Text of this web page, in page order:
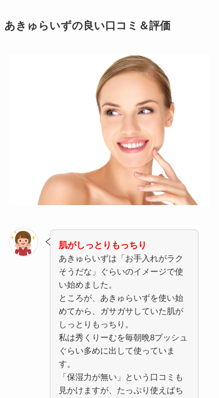
あきゅらいずの良い口コミ＆評価
肌がしっとりもっちり
あきゅらいずは「お手入れがラク
そうだな」ぐらいのイメージで使
い始めました。
ところが、あきゅらいずを使い始
めてから、ガサガサしていた肌が
しっとりもっちり。
私は秀くりーむを毎朝晩8プッシュ
ぐらい多めに出して使っていま
す。
「保湿力が無い」という口コミも
見かけますが、たっぷり使えばち